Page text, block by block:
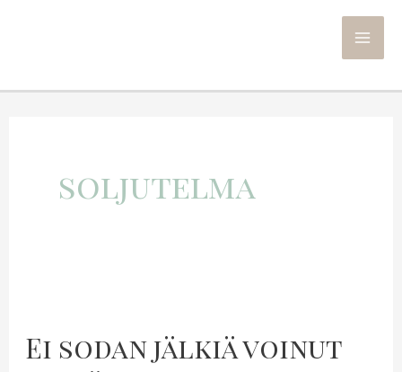
soljutelma
Ei sodan jälkiä voinut